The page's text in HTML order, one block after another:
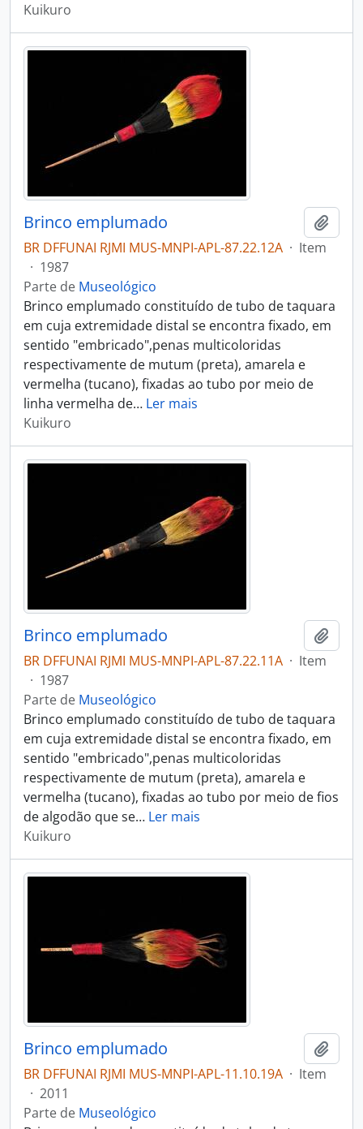
Kuikuro
Brinco emplumado
BR DFFUNAI RJMI MUS-MNPI-APL-87.22.12A · Item
· 1987
Parte de Museológico
Brinco emplumado constituído de tubo de taquara
em cuja extremidade distal se encontra fixado, em
sentido "embricado",penas multicoloridas
respectivamente de mutum (preta), amarela e
vermelha (tucano), fixadas ao tubo por meio de
linha vermelha de… Ler mais
Kuikuro
Brinco emplumado
BR DFFUNAI RJMI MUS-MNPI-APL-87.22.11A · Item
· 1987
Parte de Museológico
Brinco emplumado constituído de tubo de taquara
em cuja extremidade distal se encontra fixado, em
sentido "embricado",penas multicoloridas
respectivamente de mutum (preta), amarela e
vermelha (tucano), fixadas ao tubo por meio de fios
de algodão que se… Ler mais
Kuikuro
Brinco emplumado
BR DFFUNAI RJMI MUS-MNPI-APL-11.10.19A · Item
· 2011
Parte de Museológico